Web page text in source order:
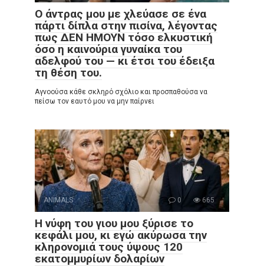
Ο άντρας μου με χλεύασε σε ένα
πάρτι δίπλα στην πισίνα, λέγοντας
πως ΔΕΝ ΗΜΟΥΝ τόσο ελκυστική
όσο η καινούρια γυναίκα του
αδελφού του — κι έτσι του έδειξα
τη θέση του.
Αγνοούσα κάθε σκληρό σχόλιο και προσπαθούσα να
πείσω τον εαυτό μου να μην παίρνει
ANIMALS 0 665
Η νύφη του γιου μου ξύρισε το
κεφάλι μου, κι εγώ ακύρωσα την
κληρονομιά τους ύψους 120
εκατομμυρίων δολαρίων